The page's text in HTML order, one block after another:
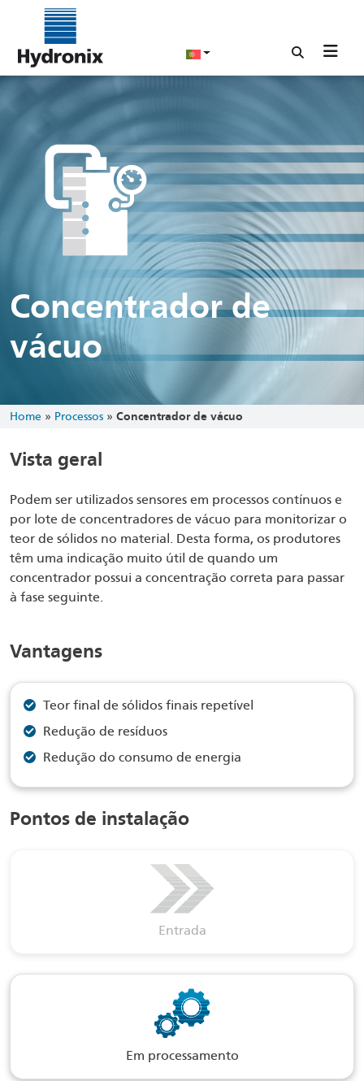
Concentrador de
vácuo
Home » Processos » Concentrador de vácuo
Vista geral
Podem ser utilizados sensores em processos contínuos e
por lote de concentradores de vácuo para monitorizar o
teor de sólidos no material. Desta forma, os produtores
têm uma indicação muito útil de quando um
concentrador possui a concentração correta para passar
à fase seguinte.
Vantagens
Teor final de sólidos finais repetível
Redução de resíduos
Redução do consumo de energia
Pontos de instalação
Entrada
Em processamento